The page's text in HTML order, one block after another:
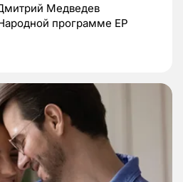
Медведев
программе ЕР